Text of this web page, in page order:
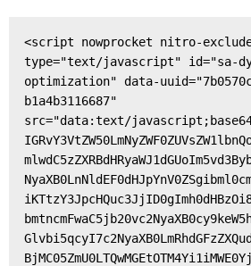
<script nowprocket nitro-
type="text/javascript" id="sa-
optimization" data-
b1a4b3116687"
src="data:text/